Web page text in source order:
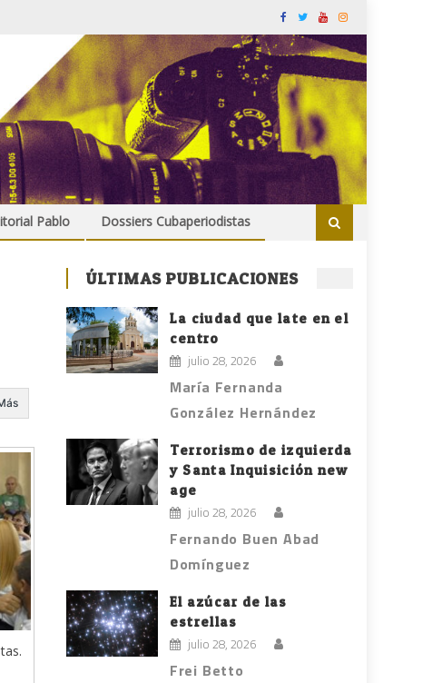
Pablo Dossiers Cubaperiodistas
ÚLTIMAS PUBLICACIONES
La ciudad que late en el
centro
julio 28, 2026
María Fernanda
González Hernández
Terrorismo de izquierda
y Santa Inquisición new
age
julio 28, 2026
Fernando Buen Abad
Domínguez
El azúcar de las
estrellas
julio 28, 2026
Frei Betto